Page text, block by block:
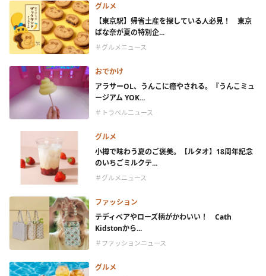
グルメ
【東京駅】帰省土産を探している人必見！ 東京
ばな奈が夏の特別企...
＃グルメニュース
おでかけ
アラサーOL、うんこに癒やされる。『うんこミュ
ージアム YOK...
＃トラベルニュース
グルメ
小樽で味わう夏のご褒美。【ルタオ】18周年記念
のいちごミルクテ...
＃グルメニュース
ファッション
テディベアやローズ柄がかわいい！ Cath
Kidstonから...
＃ファッションニュース
グルメ